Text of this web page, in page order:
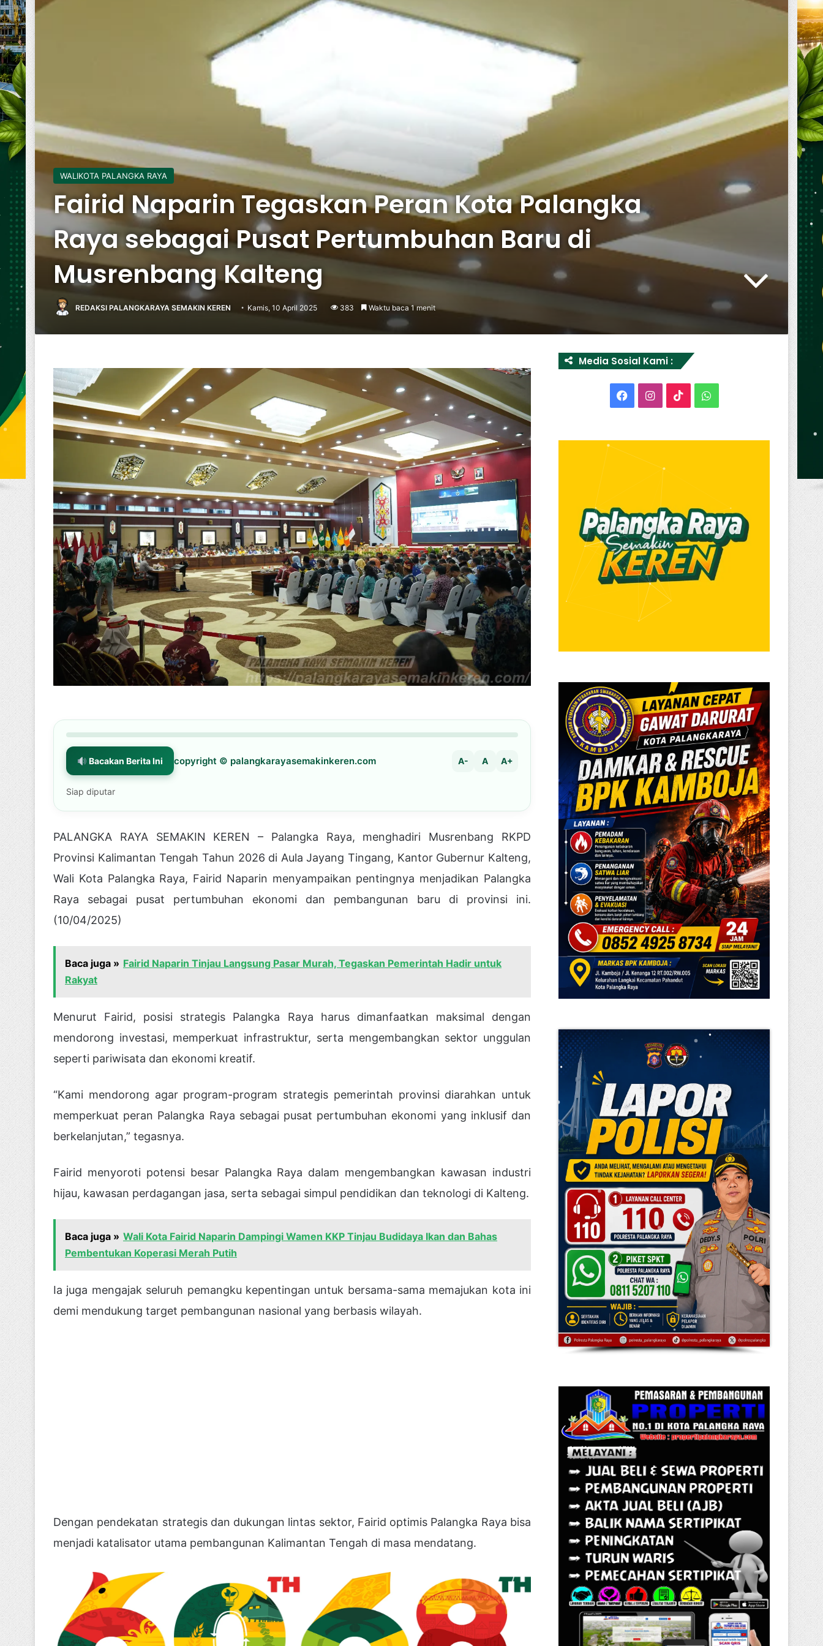
WALIKOTA PALANGKA RAYA
Fairid Naparin Tegaskan Peran Kota Palangka
Raya sebagai Pusat Pertumbuhan Baru di
Musrenbang Kalteng
REDAKSI PALANGKARAYA SEMAKIN KEREN Kamis, 10 April 2025 383 Waktu baca 1 menit
Bacakan Berita Ini copyright © palangkarayasemakinkeren.com A- A A+
Siap diputar
PALANGKA RAYA SEMAKIN KEREN – Palangka Raya, menghadiri Musrenbang RKPD
Provinsi Kalimantan Tengah Tahun 2026 di Aula Jayang Tingang, Kantor Gubernur Kalteng,
Wali Kota Palangka Raya, Fairid Naparin menyampaikan pentingnya menjadikan Palangka
Raya sebagai pusat pertumbuhan ekonomi dan pembangunan baru di provinsi ini.
(10/04/2025)
Baca juga » Fairid Naparin Tinjau Langsung Pasar Murah, Tegaskan Pemerintah Hadir untuk
Rakyat
Menurut Fairid, posisi strategis Palangka Raya harus dimanfaatkan maksimal dengan
mendorong investasi, memperkuat infrastruktur, serta mengembangkan sektor unggulan
seperti pariwisata dan ekonomi kreatif.
“Kami mendorong agar program-program strategis pemerintah provinsi diarahkan untuk
memperkuat peran Palangka Raya sebagai pusat pertumbuhan ekonomi yang inklusif dan
berkelanjutan,” tegasnya.
Fairid menyoroti potensi besar Palangka Raya dalam mengembangkan kawasan industri
hijau, kawasan perdagangan jasa, serta sebagai simpul pendidikan dan teknologi di Kalteng.
Baca juga » Wali Kota Fairid Naparin Dampingi Wamen KKP Tinjau Budidaya Ikan dan Bahas
Pembentukan Koperasi Merah Putih
Ia juga mengajak seluruh pemangku kepentingan untuk bersama-sama memajukan kota ini
demi mendukung target pembangunan nasional yang berbasis wilayah.
Dengan pendekatan strategis dan dukungan lintas sektor, Fairid optimis Palangka Raya bisa
menjadi katalisator utama pembangunan Kalimantan Tengah di masa mendatang.
Media Sosial Kami :
FacebookInstagram
TikTokWhatsApp